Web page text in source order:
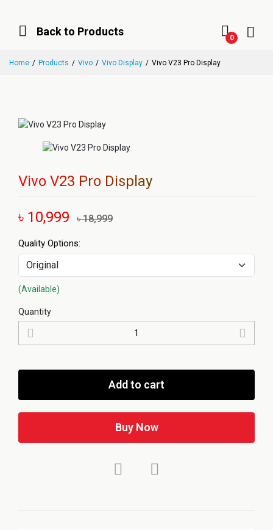
Back to Products
0
Home Products Vivo Vivo Display Vivo V23 Pro Display
Vivo V23 Pro Display
৳ 10,999 ৳ 18,999
Quality Options:
(Available)
Quantity
Add to cart
Buy Now